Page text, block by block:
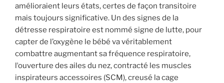
amélioraient leurs états, certes de façon transitoire
mais toujours significative. Un des signes de la
détresse respiratoire est nommé signe de lutte, pour
capter de l’oxygène le bébé va véritablement
combattre augmentant sa fréquence respiratoire,
lʼouverture des ailes du nez, contracté les muscles
inspirateurs accessoires (SCM), creusé la cage